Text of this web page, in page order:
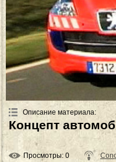
Описание материала:
Концепт
Просмотры: 0